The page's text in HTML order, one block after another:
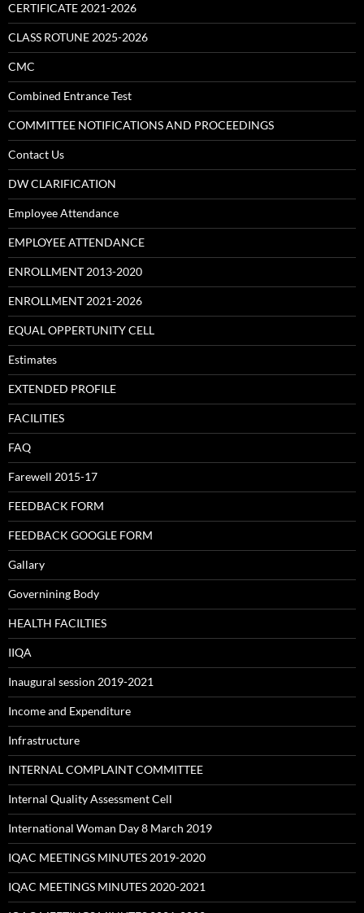
CERTIFICATE 2021-2026
CLASS ROTUNE 2025-2026
CMC
Combined Entrance Test
COMMITTEE NOTIFICATIONS AND PROCEEDINGS
Contact Us
DW CLARIFICATION
Employee Attendance
EMPLOYEE ATTENDANCE
ENROLLMENT 2013-2020
ENROLLMENT 2021-2026
EQUAL OPPERTUNITY CELL
Estimates
EXTENDED PROFILE
FACILITIES
FAQ
Farewell 2015-17
FEEDBACK FORM
FEEDBACK GOOGLE FORM
Gallary
Governining Body
HEALTH FACILTIES
IIQA
Inaugural session 2019-2021
Income and Expenditure
Infrastructure
INTERNAL COMPLAINT COMMITTEE
Internal Quality Assessment Cell
International Woman Day 8 March 2019
IQAC MEETINGS MINUTES 2019-2020
IQAC MEETINGS MINUTES 2020-2021